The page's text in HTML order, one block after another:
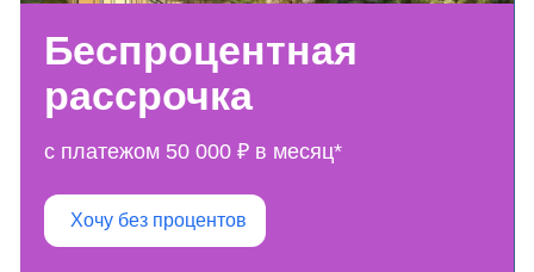
Беспроцентная
рассрочка
с платежом 50 000 ₽ в месяц*
Хочу без процентов